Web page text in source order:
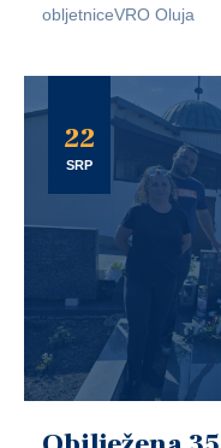
obljetniceVRO Oluja
22
SRP